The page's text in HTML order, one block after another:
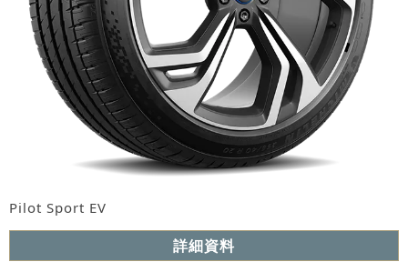
Pilot Sport EV
詳細資料